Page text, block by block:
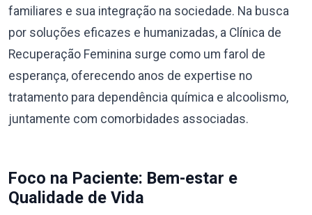
familiares e sua integração na sociedade. Na busca
por soluções eficazes e humanizadas, a Clínica de
Recuperação Feminina surge como um farol de
esperança, oferecendo anos de expertise no
tratamento para dependência química e alcoolismo,
juntamente com comorbidades associadas.
Foco na Paciente: Bem-estar e
Qualidade de Vida